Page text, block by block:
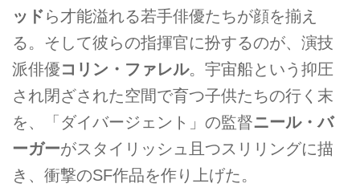
ッドら才能溢れる若手俳優たちが顔を揃え
る。そして彼らの指揮官に扮するのが、演技
派俳優コリン・ファレル。宇宙船という抑圧
され閉ざされた空間で育つ子供たちの行く末
を、「ダイバージェント」の監督ニール・バ
ーガーがスタイリッシュ且つスリリングに描
き、衝撃のSF作品を作り上げた。